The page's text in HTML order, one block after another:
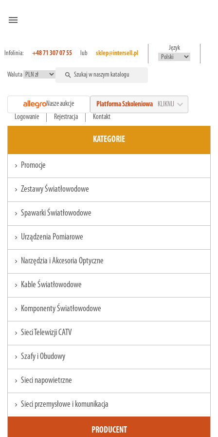
menu
Infolinia: +48 71 307 07 55 lub sklep@intersell.pl
Język
Waluta search
Nasze aukcje Platforma Szkoleniowa KLIKNIJ expand_more
Logowanie Rejestracja Kontakt
KATEGORIE
chevron_right Promocje
chevron_right Zestawy Światłowodowe
chevron_right Spawarki Światłowodowe
chevron_right Urządzenia Pomiarowe
chevron_right Narzędzia i Akcesoria Optyczne
chevron_right Kable Światłowodowe
chevron_right Komponenty Światłowodowe
chevron_right Sieci Telewizji CATV
chevron_right Szafy i Obudowy
chevron_right Sieci napowietrzne
chevron_right Sieci przemysłowe i komunikacja
PRODUCENT